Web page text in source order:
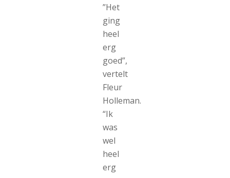
”Het
ging
heel
erg
goed”,
vertelt
Fleur
Holleman.
“Ik
was
wel
heel
erg